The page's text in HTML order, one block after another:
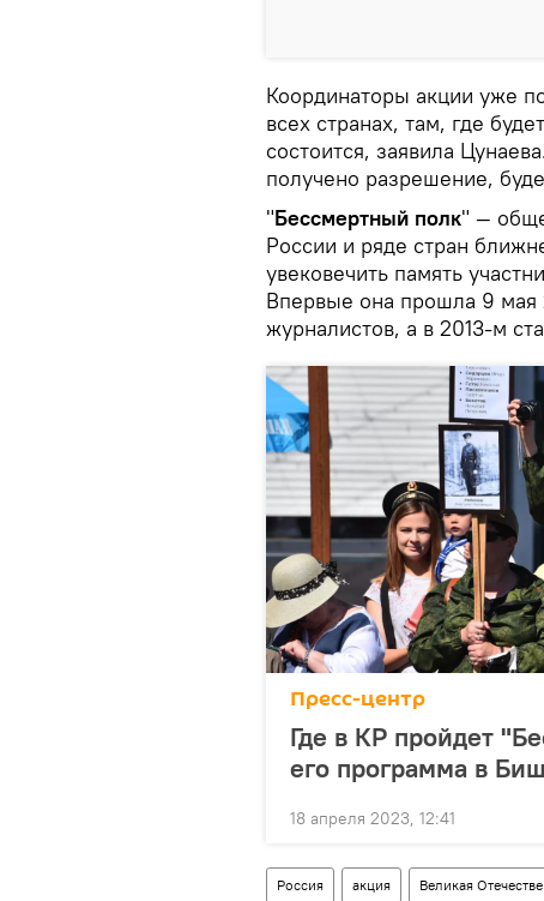
Координаторы акции уже
всех странах, там, где
состоится, заявила
получено разрешение,
"Бессмертный полк" —
России и ряде стран
увековечить память
Впервые она прошла 9 мая
журналистов, а в 2013-м
Пресс-центр
Где в КР пройдет
его программа в
18 апреля 2023, 12:41
Россия акция Великая